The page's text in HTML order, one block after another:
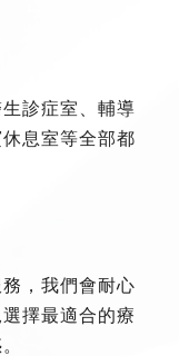
診症室、輔導
息室等全部都
，我們會耐心
擇最適合的療